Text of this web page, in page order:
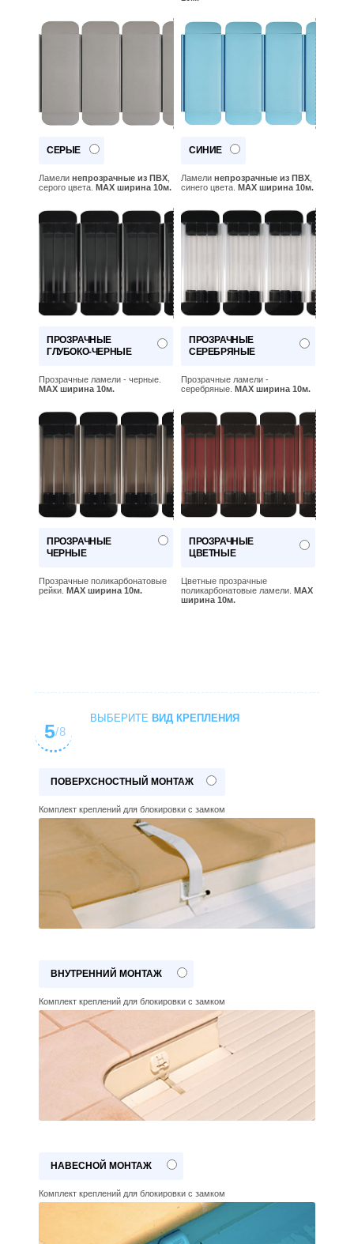
СЕРЫЕ
Ламели непрозрачные из ПВХ
серого цвета. MAX ширина 10м.
СИНИЕ
Ламели непрозрачные из ПВХ
синего цвета. MAX ширина 10м.
ПРОЗРАЧНЫЕ
ГЛУБОКО-ЧЕРНЫЕ
Прозрачные ламели - черные.
MAX ширина 10м.
ПРОЗРАЧНЫЕ
СЕРЕБРЯНЫЕ
Прозрачные ламели -
серебряные. MAX ширина 10м.
ПРОЗРАЧНЫЕ
ЧЕРНЫЕ
Прозрачные поликарбонатовые
рейки. MAX ширина 10м.
ПРОЗРАЧНЫЕ
ЦВЕТНЫЕ
Цветные прозрачные
поликарбонатовые ламели. MAX
ширина 10м.
5/8
ВЫБЕРИТЕ ВИД КРЕПЛЕНИЯ
ПОВЕРХСНОСТНЫЙ МОНТАЖ
Комплект креплений для блокировки с замком
ВНУТРЕННИЙ МОНТАЖ
Комплект креплений для блокировки с замком
НАВЕСНОЙ МОНТАЖ
Комплект креплений для блокировки с замком